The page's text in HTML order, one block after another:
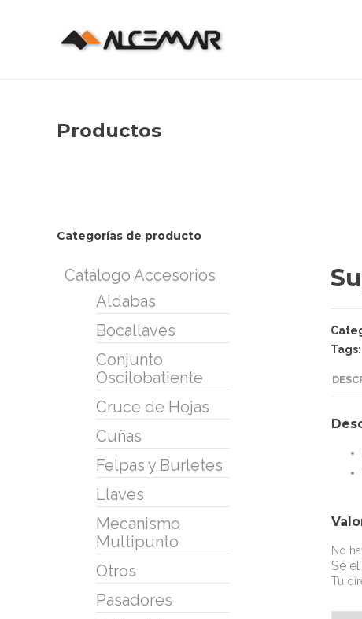
Productos
Tags:
No
Sé
Tu
Categorías de producto
Catálogo Accesorios
Aldabas
Bocallaves
Conjunto
Oscilobatiente
Cruce de Hojas
Cuñas
Felpas y Burletes
Llaves
Mecanismo
Multipunto
Otros
Pasadores